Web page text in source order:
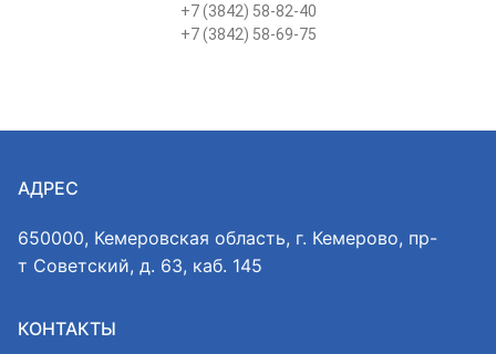
+7 (3842) 58-82-40
+7 (3842) 58-69-75
АДРЕС
650000, Кемеровская область, г. Кемерово, пр-
т Советский, д. 63, каб. 145
КОНТАКТЫ